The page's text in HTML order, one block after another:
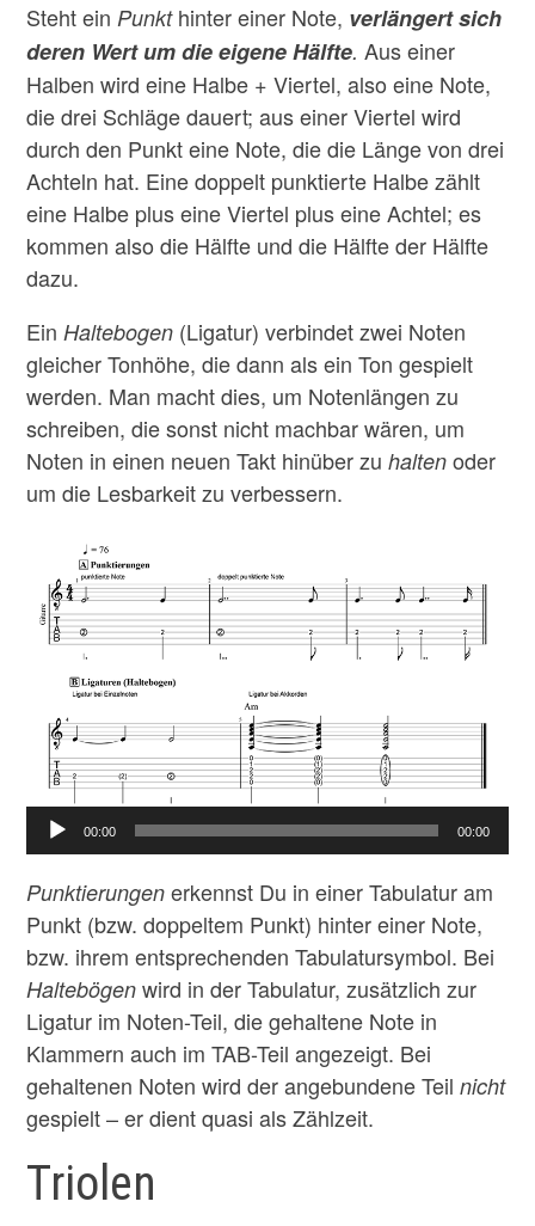
Steht ein Punkthinter einer Note, verlängert sich
deren Wert um die eigene Hälfte. Aus einer
Halben wird eine Halbe + Viertel, also eine Note,
die drei Schläge dauert; aus einer Viertel wird
durch den Punkt eine Note, die die Länge von drei
Achteln hat. Eine doppelt punktierte Halbe zählt
eine Halbe plus eine Viertel plus eine Achtel; es
kommen also die Hälfte und die Hälfte der Hälfte
dazu.
Ein Haltebogen (Ligatur) verbindet zwei Noten
gleicher Tonhöhe, die dann als ein Ton gespielt
werden. Man macht dies, um Notenlängen zu
schreiben, die sonst nicht machbar wären, um
Noten in einen neuen Takt hinüber zuhalten oder
um die Lesbarkeit zu verbessern.
00:00 00:00
Punktierungen erkennst Du in einer Tabulatur am
Punkt (bzw. doppeltem Punkt) hinter einer Note,
bzw. ihrem entsprechenden Tabulatursymbol. Bei
Haltebögen wird in der Tabulatur, zusätzlich zur
Ligatur im Noten-Teil, die gehaltene Note in
Klammern auch im TAB-Teil angezeigt. Bei
gehaltenen Noten wird der angebundene Teilnicht
gespielt – er dient quasi als Zählzeit.
Triolen